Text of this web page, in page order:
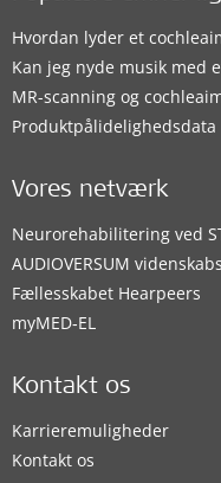
Hvordan lyder et
Kan jeg nyde musik med
MR-scanning og
Produktpålidelighedsdata
Vores netværk
Neurorehabilitering ved
AUDIOVERSUM
Fællesskabet Hearpeers
myMED‑EL
Kontakt os
Karrieremuligheder
Kontakt os